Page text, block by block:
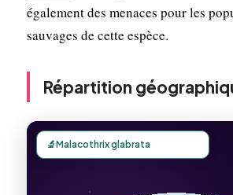
également des menaces pour les
sauvages de cette espèce.
Répartition